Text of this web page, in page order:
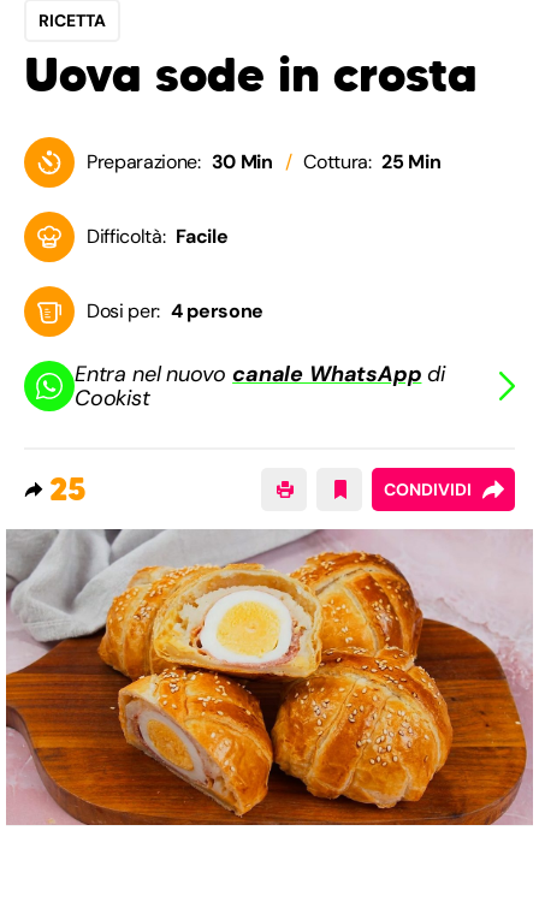
RICETTA
Uova sode in crosta
Preparazione: 30 Min Cottura: 25 Min
Difficoltà: Facile
Dosi per: 4 persone
Entra nel nuovocanale WhatsApp di
Cookist
25 CONDIVIDI